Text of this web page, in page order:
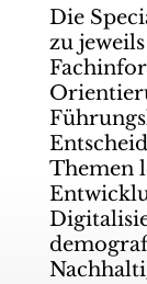
Die
zu
Themen